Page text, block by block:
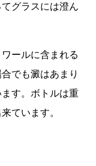
グラスには澄ん
ールに含まれる
でも澱はあまり
す。ボトルは重
ています。